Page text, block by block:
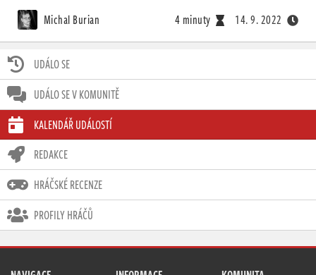
UDÁLO SE
UDÁLO SE V KOMUNITĚ
KALENDÁŘ UDÁLOSTÍ
REDAKCE
HRÁČSKÉ RECENZE
PROFILY HRÁČŮ
Michal Burian 4 minuty 14. 9. 2022